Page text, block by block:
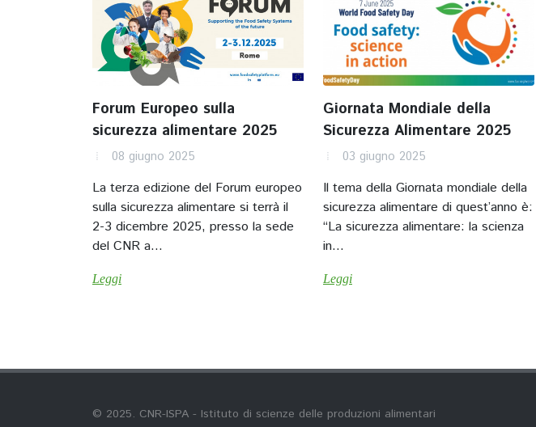
Forum Europeo sulla
sicurezza alimentare 2025
08 giugno 2025
La terza edizione del Forum europeo
sulla sicurezza alimentare si terrà il
2-3 dicembre 2025, presso la sede
del CNR a...
Leggi
Giornata Mondiale della
Sicurezza Alimentare 2025
03 giugno 2025
Il tema della Giornata mondiale della
sicurezza alimentare di quest’anno è:
“La sicurezza alimentare: la scienza
in...
Leggi
© 2025. CNR-ISPA - Istituto di scienze delle produzioni alimentari